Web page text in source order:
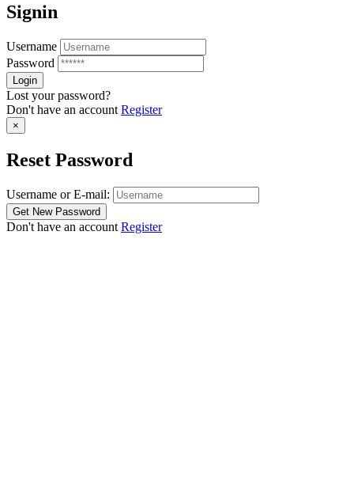
Signin
Username
Password
Lost your password?
Don't have an account Register
×
Reset Password
Username or E-mail:
Don't have an account Register